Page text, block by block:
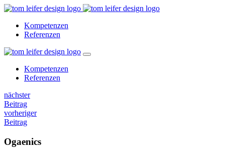
Kompetenzen
Referenzen
Kompetenzen
Referenzen
nächster
Beitrag
vorheriger
Beitrag
Ogaenics